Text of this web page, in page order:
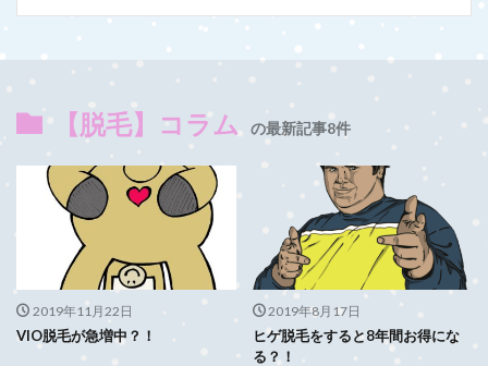
【脱毛】コラム の最新記事8件
2019年11月22日
VIO脱毛が急増中？！
2019年8月17日
ヒゲ脱毛をすると8年間お得にな
る？！